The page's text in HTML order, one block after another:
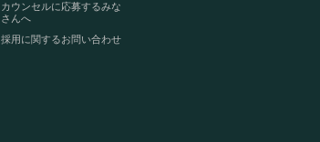
カウンセルに応募するみな
さんへ
採用に関するお問い合わせ